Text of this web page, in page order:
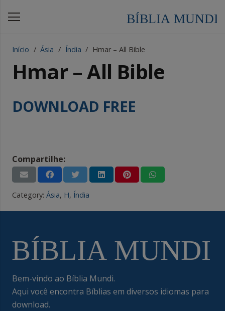
Início / Ásia / Índia / Hmar – All Bible
Hmar – All Bible
DOWNLOAD FREE
Compartilhe:
Category: Ásia, H, Índia
Bem-vindo ao Bíblia Mundi.
Aqui você encontra Bíblias em diversos idiomas para
download.